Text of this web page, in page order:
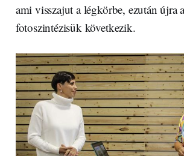
ami visszajut a légkörbe, ezután újra
fotoszintézisük következik.